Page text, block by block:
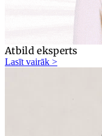
Atbild eksperts
Lasīt vairāk >